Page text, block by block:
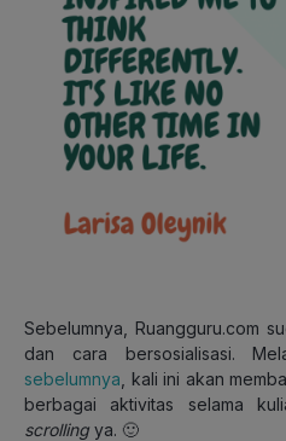
Sebelumnya, Ruangguru.com
dan cara bersosialisasi.
sebelumnya , kali ini akan
berbagai aktivitas selama
scrolling ya. 🙂